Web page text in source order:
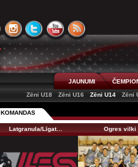
JAUNUMI
Zēni U18
Zēni U16 Zēni U14 Zēni
KOMANDAS
Latgranula/Līgat… Ogres vilki